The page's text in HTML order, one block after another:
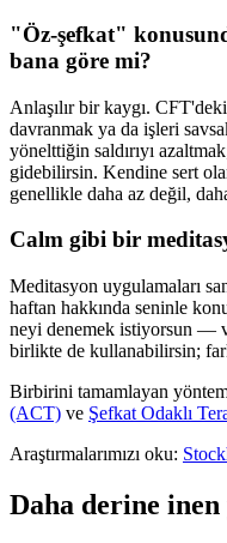
"Öz-şefkat"
bana göre mi?
Anlaşılır bir kaygı. CFT'deki
davranmak ya da işleri
yönelttiğin saldırıyı
gidebilirsin. Kendine sert
genellikle daha az değil,
Calm gibi bir
Meditasyon uygulamaları
haftan hakkında seninle
neyi denemek istiyorsun —
birlikte de kullanabilirsin;
Birbirini tamamlayan
(ACT) ve Şefkat Odaklı
Araştırmalarımızı oku:
Daha derine inen